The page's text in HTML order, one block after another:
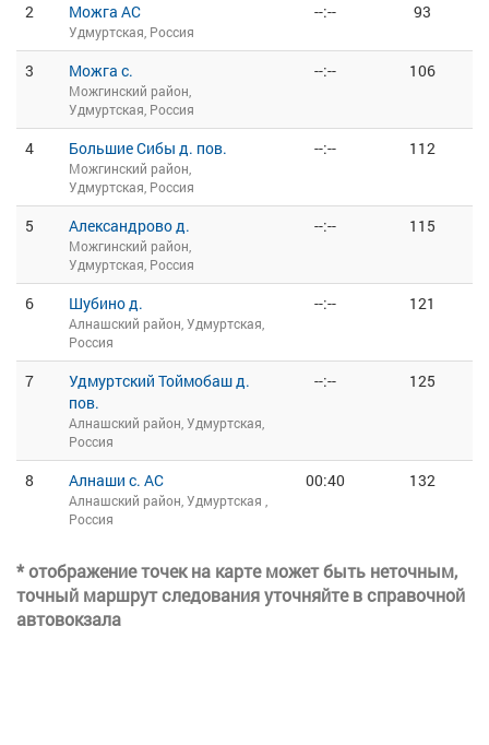
2 Можга АС
Удмуртская, Россия
--:-- 93
3 Можга с.
Можгинский район,
Удмуртская, Россия
--:-- 106
4 Большие Сибы д. пов.
Можгинский район,
Удмуртская, Россия
--:-- 112
5 Александрово д.
Можгинский район,
Удмуртская, Россия
--:-- 115
6 Шубино д.
Алнашский район, Удмуртская,
Россия
--:-- 121
7
Удмуртский Тоймобаш д.
пов.
Алнашский район, Удмуртская,
Россия
--:-- 125
8 Алнаши с. АС
Алнашский район, Удмуртская ,
Россия
00:40 132
* отображение точек на карте может быть неточным,
точный маршрут следования уточняйте в справочной
автовокзала